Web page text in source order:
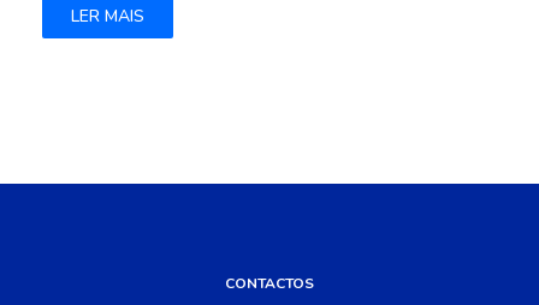
LER MAIS
CONTACTOS